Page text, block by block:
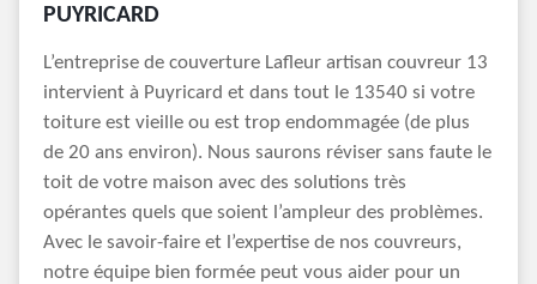
PUYRICARD
L’entreprise de couverture Lafleur artisan couvreur 13
intervient à Puyricard et dans tout le 13540 si votre
toiture est vieille ou est trop endommagée (de plus
de 20 ans environ). Nous saurons réviser sans faute le
toit de votre maison avec des solutions très
opérantes quels que soient l’ampleur des problèmes.
Avec le savoir-faire et l’expertise de nos couvreurs,
notre équipe bien formée peut vous aider pour un